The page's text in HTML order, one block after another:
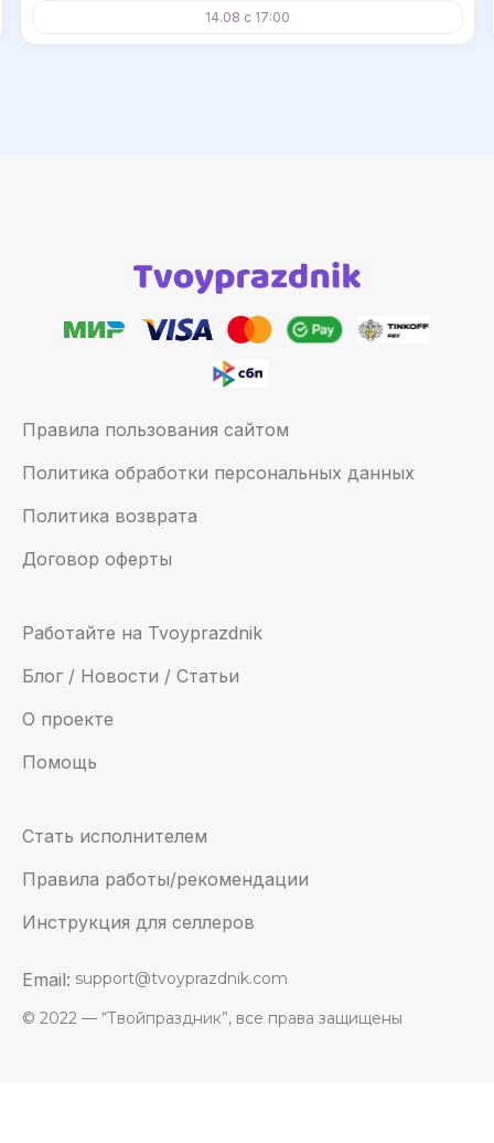
14.08 с 17:00
Правила пользования сайтом
Политика обработки персональных данных
Политика возврата
Договор оферты
Работайте на Tvoyprazdnik
Блог / Новости / Статьи
О проекте
Помощь
Стать исполнителем
Правила работы/рекомендации
Инструкция для селлеров
Email: support@tvoyprazdnik.com
© 2022 — “Твойпраздник”, все права защищены